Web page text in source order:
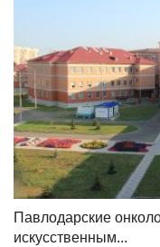
Павлодарские
искусственным...